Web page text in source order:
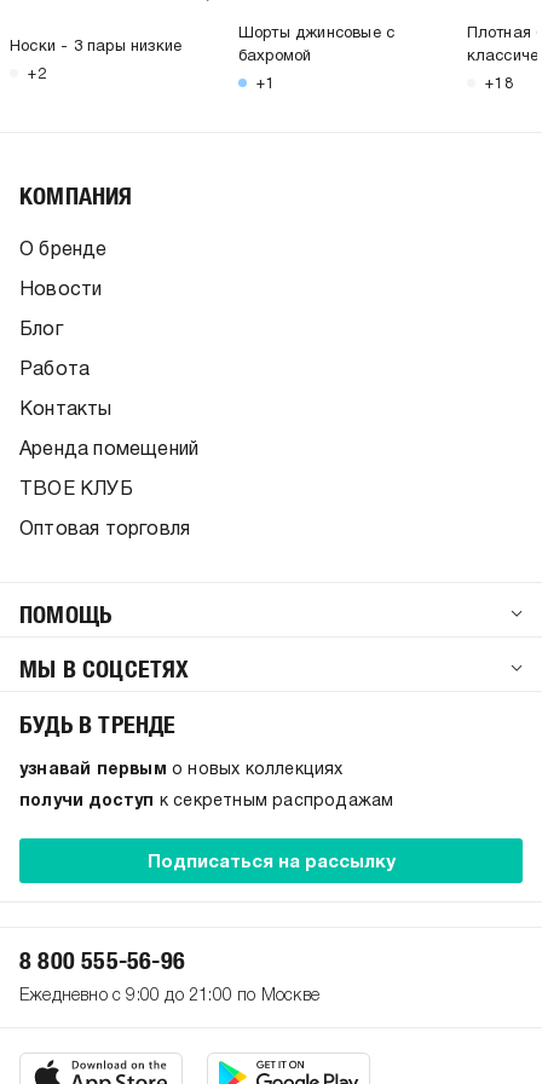
Носки - 3 пары низкие
+2
Шорты джинсовые с
бахромой
+1
Плотная
+18
КОМПАНИЯ
О бренде
Новости
Блог
Работа
Контакты
Аренда помещений
ТВОЕ КЛУБ
Оптовая торговля
ПОМОЩЬ
МЫ В СОЦСЕТЯХ
БУДЬ В ТРЕНДЕ
узнавай первым о новых коллекциях
получи доступ
к секретным распродажам
Подписаться на рассылку
8 800 555-56-96
Ежедневно с 9:00 до 21:00 по Москве